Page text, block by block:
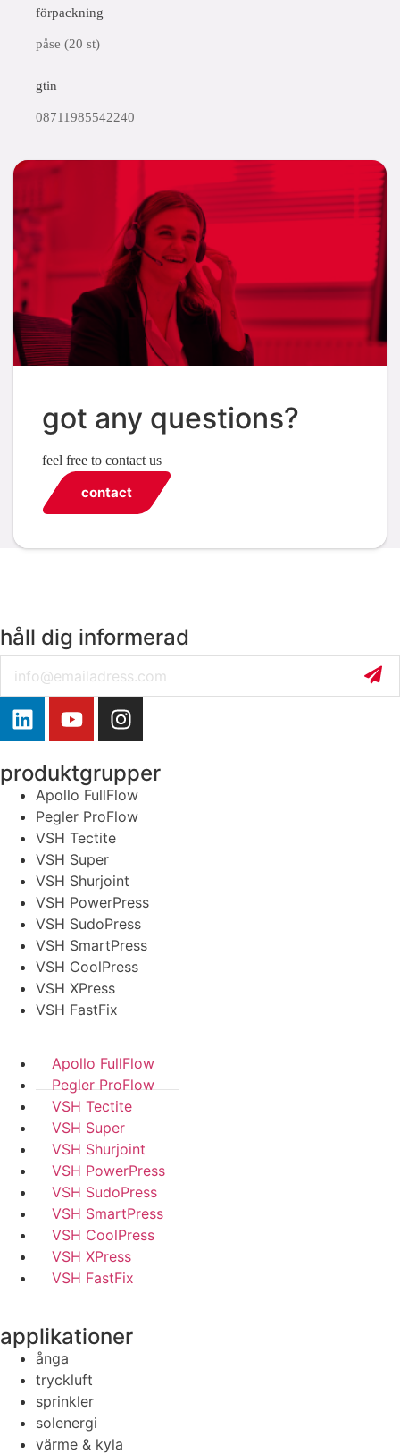
förpackning
påse (20 st)
gtin
08711985542240
got any questions?
feel free to contact us
contact
håll dig informerad
produktgrupper
Apollo FullFlow
Pegler ProFlow
VSH Tectite
VSH Super
VSH Shurjoint
VSH PowerPress
VSH SudoPress
VSH SmartPress
VSH CoolPress
VSH XPress
VSH FastFix
Apollo FullFlow
Pegler ProFlow
VSH Tectite
VSH Super
VSH Shurjoint
VSH PowerPress
VSH SudoPress
VSH SmartPress
VSH CoolPress
VSH XPress
VSH FastFix
applikationer
ånga
tryckluft
sprinkler
solenergi
värme & kyla